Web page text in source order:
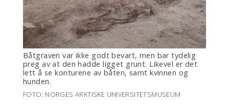
Båtgraven var ikke godt bevart, men bar tydelig
preg av at den hadde ligget grunt. Likevel er det
lett å se konturene av båten, samt kvinnen og
hunden.
FOTO: NORGES ARKTISKE UNIVERSITETSMUSEUM